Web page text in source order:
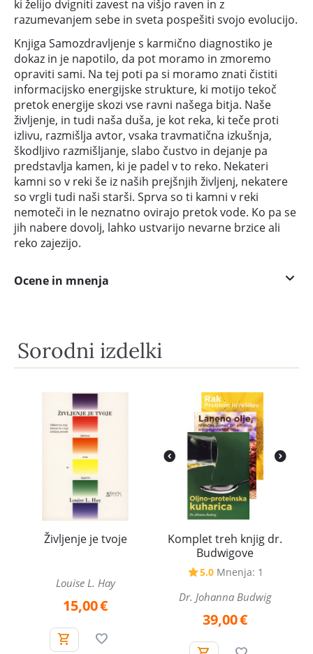
ki želijo dvigniti zavest na višjo raven in z
razumevanjem sebe in sveta pospešiti svojo evolucijo.
Knjiga Samozdravljenje s karmično diagnostiko je
dokaz in je napotilo, da pot moramo in zmoremo
opraviti sami. Na tej poti pa si moramo znati čistiti
informacijsko energijske strukture, ki motijo tekoč
pretok energije skozi vse ravni našega bitja. Naše
življenje, in tudi naša duša, je kot reka, ki teče proti
izlivu, razmišlja avtor, vsaka travmatična izkušnja,
škodljivo razmišljanje, slabo čustvo in dejanje pa
predstavlja kamen, ki je padel v to reko. Nekateri
kamni so v reki še iz naših prejšnjih življenj, nekatere
so vrgli tudi naši starši. Sprva so ti kamni v reki
nemoteči in le neznatno ovirajo pretok vode. Ko pa se
jih nabere dovolj, lahko ustvarijo nevarne brzice ali
reko zajezijo.
Ocene in mnenja
Sorodni izdelki
Življenje je tvoje
Louise L. Hay
15,00€
Komplet treh knjig dr.
Budwigove
5.0 Mnenja: 1
Dr. Johanna Budwig
39,00€